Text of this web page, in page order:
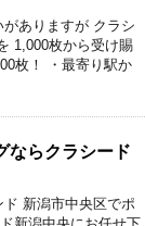
ありますが クラシ
1,000枚から受け賜
枚！ ・最寄り駅か
ならクラシード
新潟市中央区でポ